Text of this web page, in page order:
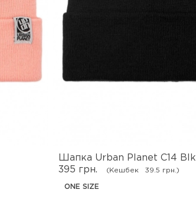
Шапка Urban Planet C14 Blk
395 грн.
(Кешбек 39.5 грн.)
ONE SIZE